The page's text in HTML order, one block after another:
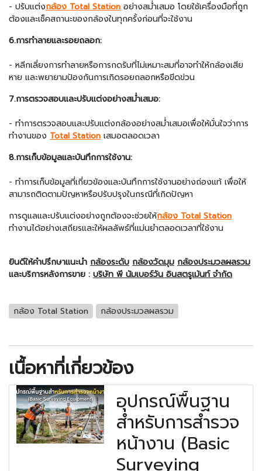
- ปรับแต่งกล้อง Total Station อย่างสม่ำเสมอ โดยใช้เครื่องมือที่ถูก
ต้องและเช็คสถานะของกล้องในทุกครั้งก่อนที่จะใช้งาน
6.การทำลายและรอยถลอก:
- หลีกเลี่ยงการทำลายหรือการกดรับที่ไม่เหมาะสมที่อาจทำให้กล้องเสีย
หาย และพยายามป้องกันการเกิดรอยถลอกหรือขีดข่วน
7.การตรวจสอบและปรับแต่งอย่างสม่ำเสมอ:
- ทำการตรวจสอบและปรับแต่งกล้องอย่างสม่ำเสมอเพื่อให้มั่นใจว่าการ
ทำงานของ Total Station เสมอตลอดเวลา
8.การเก็บข้อมูลและบันทึกการใช้งาน:
- ทำการเก็บข้อมูลที่เกี่ยวข้องและบันทึกการใช้งานอย่างถ่องแท้ เพื่อให้
สามารถติดตามปัญหาหรือปรับปรุงในกรณีที่เกิดปัญหา
การดูแลและปรับแต่งอย่างถูกต้องจะช่วยให้กล้อง Total Station
ทำงานได้อย่างเสถียรและให้ผลลัพธ์ที่แม่นยำตลอดเวลาที่ใช้งาน
ยินดีให้คำปรึกษาแนะนำ กล้องระดับ กล้องวัดมุม กล้องประมวลผลรวม
และบริการหลังการขาย : บริษัท พี นัมเบอร์วัน อินสตรูเม้นท์ จำกัด
กล้อง Total Station กล้องประมวลผลรวม
เนื้อหาที่เกี่ยวข้อง
อุปกรณ์พื้นฐาน
สำหรับการสำรวจ
หน้างาน (Basic
Surveying